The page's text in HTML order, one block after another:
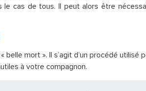
le cas de tous. Il peut alors être
mort ». Il s’agit d’un procédé utilisé
à votre compagnon.